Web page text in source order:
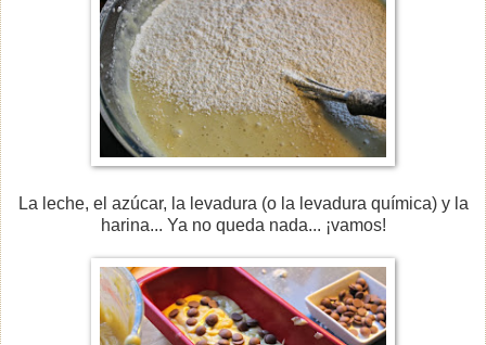
La leche, el azúcar, la levadura (o la levadura química) y la
harina... Ya no queda nada... ¡vamos!